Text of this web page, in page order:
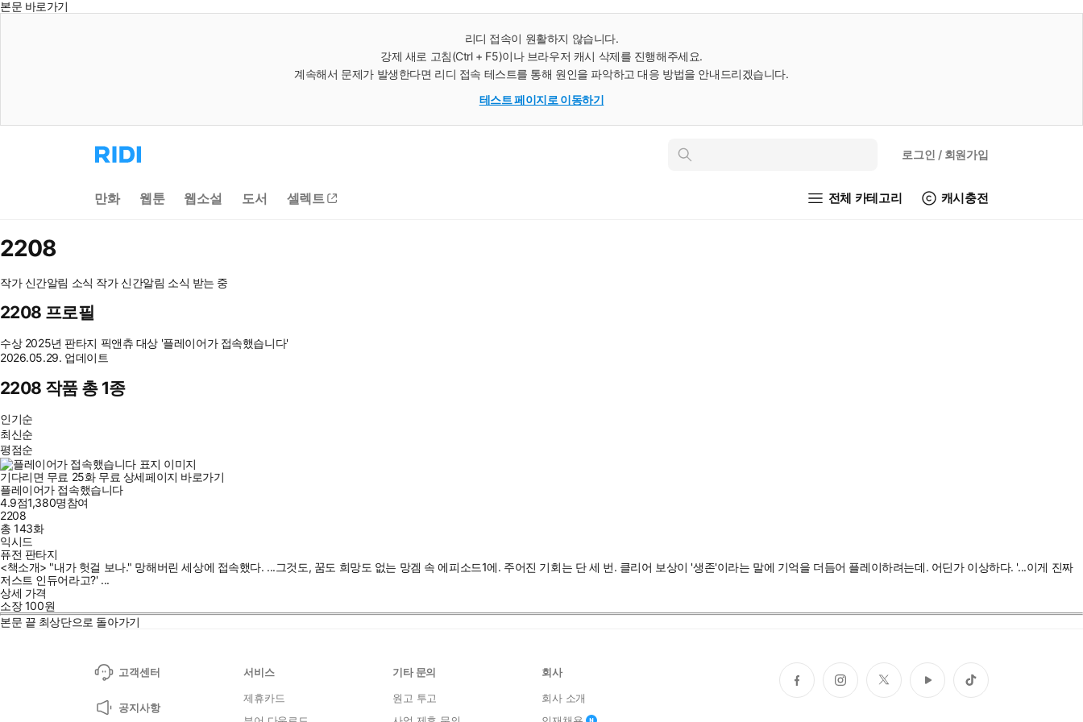
본문 바로가기
리디 접속이 원활하지 않습니다.
강제 새로 고침(Ctrl + F5)이나 브라우저 캐시 삭제를 진행해주세요.
계속해서 문제가 발생한다면 리디 접속 테스트를 통해 원인을 파악하고 대응 방법을 안내드리겠습니다.
테스트 페이지로 이동하기
리
디
으
로
인
로그인 / 회원가입
만화 웹툰 웹소설 도서 셀렉트 전체 카테고리 캐시충전
2208
작가 신간알림 소식 작가 신간알림 소식 받는 중
2208 프로필
수상 2025년 판타지 픽앤츄 대상 '플레이어가 접속했습니다'
2026.05.29. 업데이트
2208 작품 총 1종
인기순
최신순
평점순
기다리면 무료 25화 무료 상세페이지 바로가기
플레이어가 접속했습니다
4.9점1,380명참여
2208
총 143화
익시드
퓨전 판타지
<책소개> "내가 헛걸 보나." 망해버린 세상에 접속했다. ...그것도, 꿈도 희망도 없는 망겜 속 에피소드1에. 주어진 기회는 단 세 번. 클리어 보상이 '생존'이라는 말에 기억을 더듬어 플레이하려는데. 어딘가 이상하다. '...이게 진짜
저스트 인듀어라고?' ...
상세 가격
소장100원
본문 끝 최상단으로 돌아가기
고객센터
공지사항
서비스
제휴카드
기타 문의
원고 투고
회사
회사 소개
페
이
인
스
트
위
유
튜
틱
톡